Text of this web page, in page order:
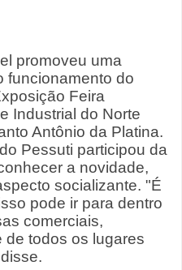
promoveu uma
funcionamento do
Feira
Industrial do Norte
Antônio da Platina.
Pessuti participou da
a novidade,
socializante. "É
pode ir para dentro
comerciais,
de todos os lugares